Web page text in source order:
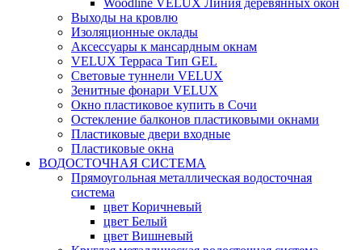
Woodline VELUX Линия деревянных окон
Выходы на кровлю
Изоляционные оклады
Аксессуары к мансардным окнам
VELUX Терраса Тип GEL
Световые туннели VELUX
Зенитные фонари VELUX
Окно пластиковое купить в Сочи
Остекление балконов пластиковыми окнами
Пластиковые двери входные
Пластиковые окна
ВОДОСТОЧНАЯ СИСТЕМА
Прямоугольная металлическая водосточная
система
цвет Коричневый
цвет Белый
цвет Вишневый